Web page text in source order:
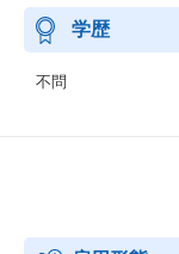
学歴
不問